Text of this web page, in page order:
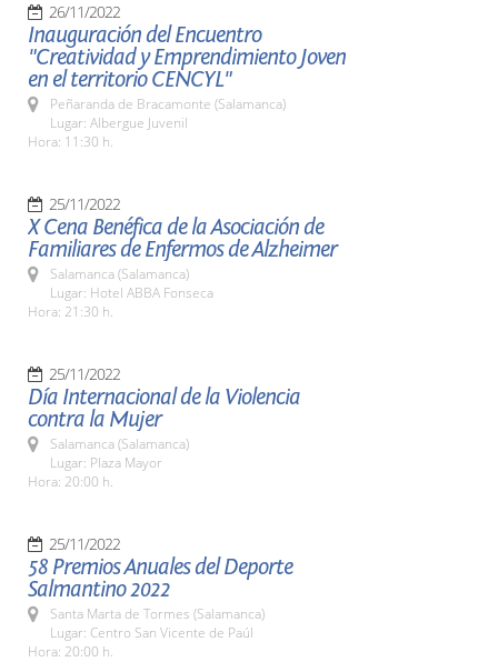
26/11/2022
Inauguración del Encuentro
"Creatividad y Emprendimiento Joven
en el territorio CENCYL"
Peñaranda de Bracamonte (Salamanca)
Lugar: Albergue Juvenil
Hora: 11:30 h.
25/11/2022
X Cena Benéfica de la Asociación de
Familiares de Enfermos de Alzheimer
Salamanca (Salamanca)
Lugar: Hotel ABBA Fonseca
Hora: 21:30 h.
25/11/2022
Día Internacional de la Violencia
contra la Mujer
Salamanca (Salamanca)
Lugar: Plaza Mayor
Hora: 20:00 h.
25/11/2022
58 Premios Anuales del Deporte
Salmantino 2022
Santa Marta de Tormes (Salamanca)
Lugar: Centro San Vicente de Paúl
Hora: 20:00 h.